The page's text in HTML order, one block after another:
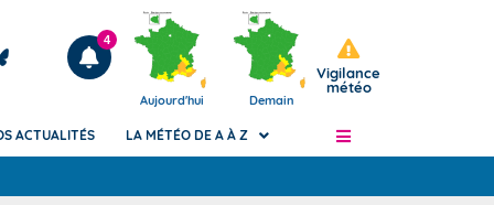
Articles
4
Aujourd'hui Demain
Vigilance
météo
ACTUALITÉS LA MÉTÉO DE A À Z